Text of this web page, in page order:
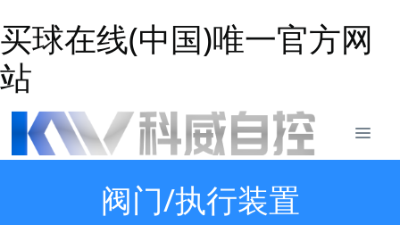
买球在线(中国)唯一官方网
站
阀门/执行装置